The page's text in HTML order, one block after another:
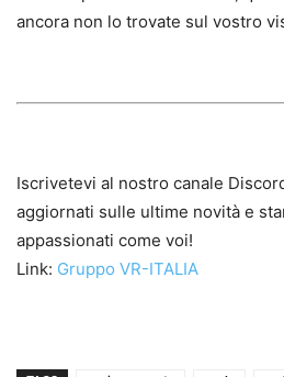
ancora non lo trovate sul vostro
Iscrivetevi al nostro canale
aggiornati sulle ultime novità e
appassionati come voi!
Link: Gruppo VR-ITALIA